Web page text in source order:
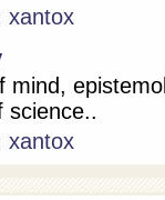
xantox
mind,
science..
xantox